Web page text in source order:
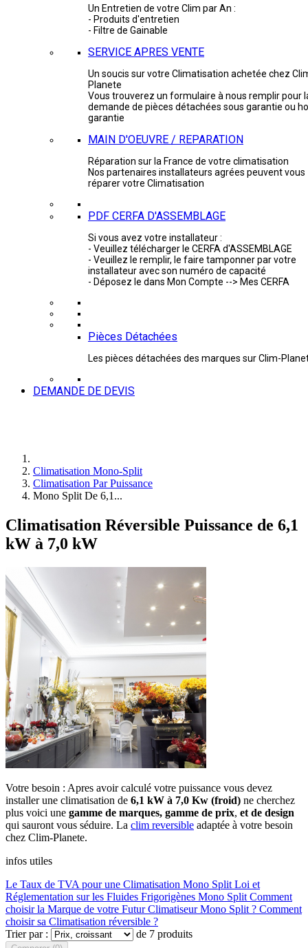
Un Entretien de votre Clim par An :
- Produits d'entretien
- Filtre de Gainable
SERVICE APRES VENTE
Un soucis sur votre Climatisation achetée chez
Planete
Vous trouverez un formulaire à nous remplir pour
demande de pièces détachées sous garantie ou
garantie
MAIN D'OEUVRE / REPARATION
Réparation sur la France de votre climatisation
Nos partenaires installateurs agrées peuvent vous
réparer votre Climatisation
PDF CERFA D'ASSEMBLAGE
Si vous avez votre installateur :
- Veuillez télécharger le CERFA d'ASSEMBLAGE
- Veuillez le remplir, le faire tamponner par votre
installateur avec son numéro de capacité
- Déposez le dans Mon Compte --> Mes CERFA
Pièces Détachées
Les pièces détachées des marques sur Clim-
DEMANDE DE DEVIS
Climatisation Mono-Split
Climatisation Par Puissance
Mono Split De 6,1...
Climatisation Réversible Puissance de 6,1
kW à 7,0 kW
Votre besoin : Apres avoir calculé votre puissance vous devez
installer une climatisation de 6,1 kW à 7,0 Kw (froid) ne cherchez
plus voici une gamme de marques, gamme de prix, et de design
qui sauront vous séduire. La clim reversible adaptée à votre besoin
chez Clim-Planete.
infos utiles
Le Taux de TVA pour une Climatisation Mono Split Loi et
Réglementation sur les Fluides Frigorigènes Mono Split Comment
choisir la Marque de votre Futur Climatiseur Mono Split ? Comment
choisir sa Climatisation réversible ?
Trier par :
de 7 produits